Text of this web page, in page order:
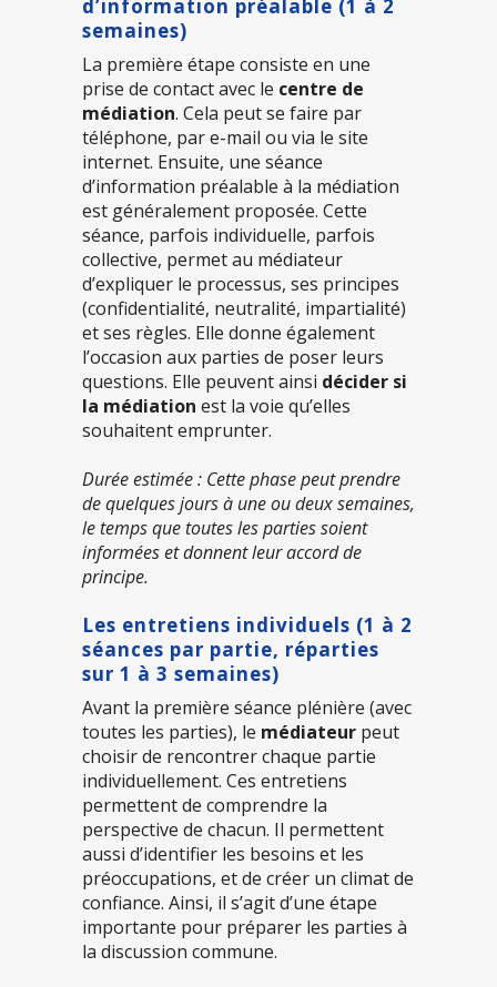
d’information préalable (1 à 2
semaines)
La première étape consiste en une
prise de contact avec le centre de
médiation. Cela peut se faire par
téléphone, par e-mail ou via le site
internet. Ensuite, une séance
d’information préalable à la médiation
est généralement proposée. Cette
séance, parfois individuelle, parfois
collective, permet au médiateur
d’expliquer le processus, ses principes
(confidentialité, neutralité, impartialité)
et ses règles. Elle donne également
l’occasion aux parties de poser leurs
questions. Elle peuvent ainsi décider si
la médiation est la voie qu’elles
souhaitent emprunter.
Durée estimée : Cette phase peut prendre
de quelques jours à une ou deux semaines,
le temps que toutes les parties soient
informées et donnent leur accord de
principe.
Les entretiens individuels (1 à 2
séances par partie, réparties
sur 1 à 3 semaines)
Avant la première séance plénière (avec
toutes les parties), le médiateur peut
choisir de rencontrer chaque partie
individuellement. Ces entretiens
permettent de comprendre la
perspective de chacun. Il permettent
aussi d’identifier les besoins et les
préoccupations, et de créer un climat de
confiance. Ainsi, il s’agit d’une étape
importante pour préparer les parties à
la discussion commune.